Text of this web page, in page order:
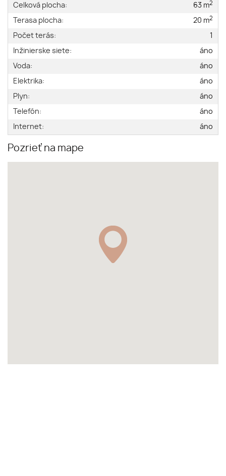
Celková plocha: 63 m2
Terasa plocha: 20 m2
Počet terás:
1
Inžinierske siete:
áno
Voda:
áno
Elektrika:
áno
Plyn:
áno
Telefón:
áno
Internet:
áno
Pozrieť na mape